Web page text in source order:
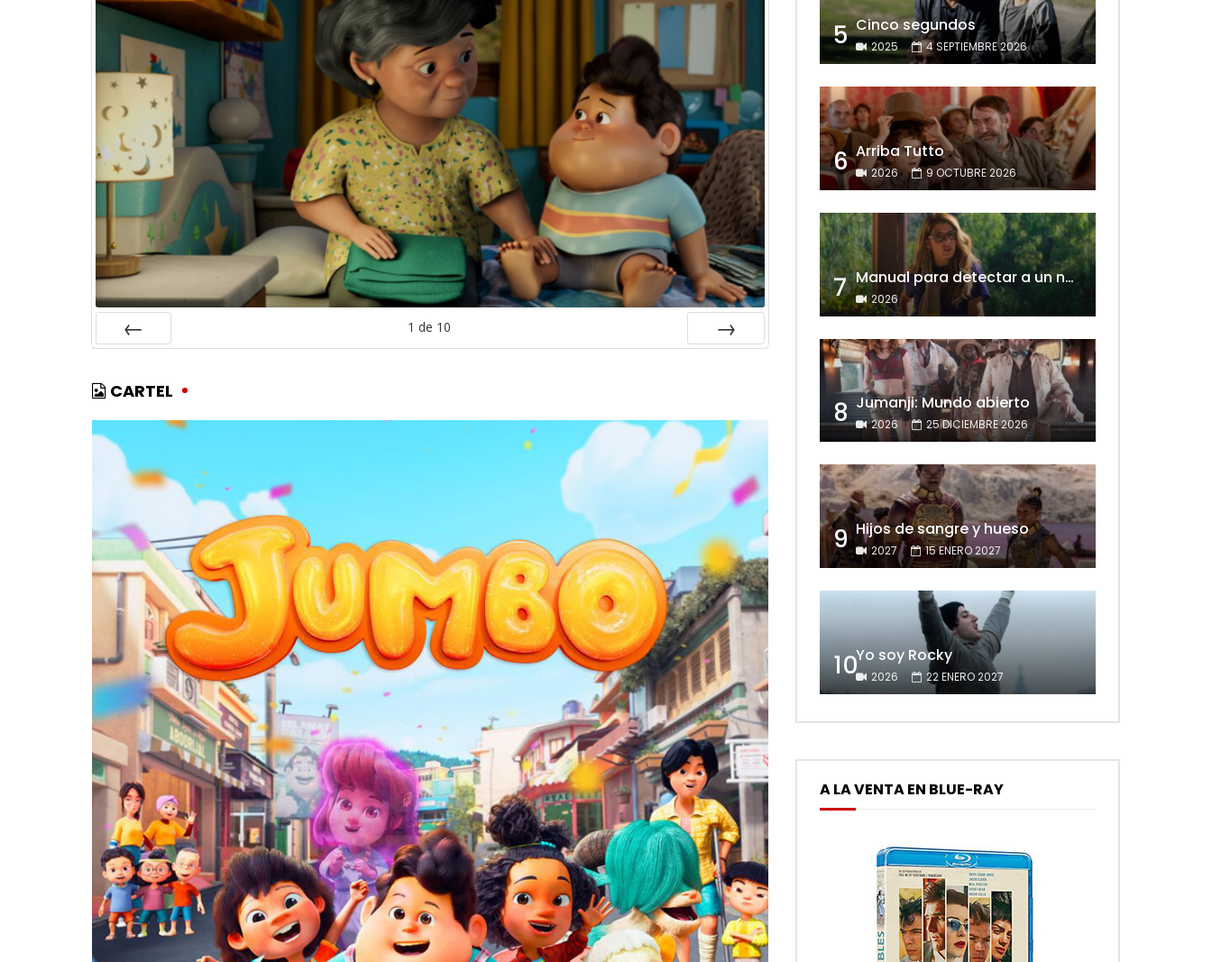
1 de 10
CARTEL
5 Cinco segundos
2025 4 SEPTIEMBRE 2026
6 Arriba Tutto
2026 9 OCTUBRE 2026
7 Manual para detectar a un narcisista
2026
8 Jumanji: Mundo abierto
2026 25 DICIEMBRE 2026
9 Hijos de sangre y hueso
2027 15 ENERO 2027
10Yo soy Rocky
2026 22 ENERO 2027
A LA VENTA EN BLUE-RAY